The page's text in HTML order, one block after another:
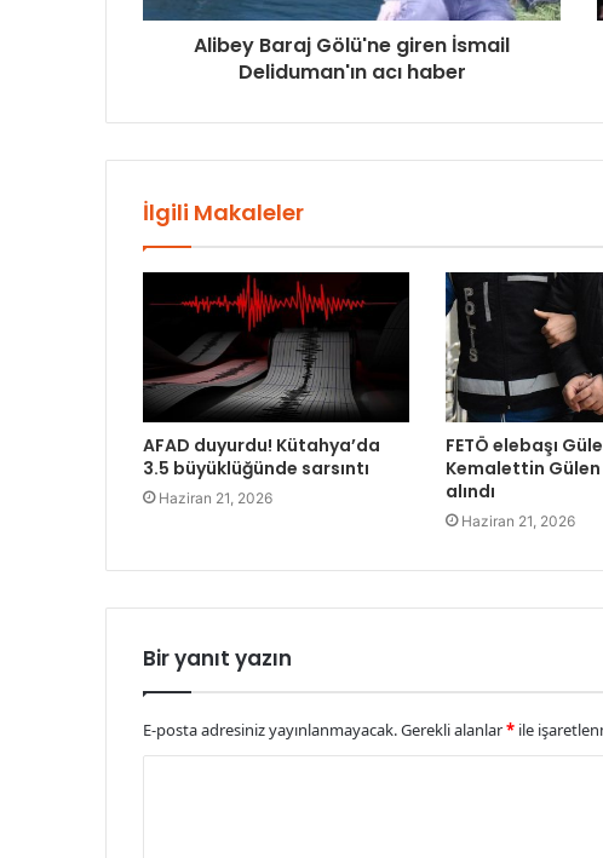
Alibey Baraj Gölü'ne giren İsmail
Deliduman'ın acı haber
İlgili Makaleler
AFAD duyurdu! Kütahya’da
3.5 büyüklüğünde sarsıntı
Haziran 21, 2026
FETÖ elebaşı
Kemalettin
alındı
Haziran 21, 2026
Bir yanıt yazın
E-posta adresiniz yayınlanmayacak.Gerekli alanlar* ile